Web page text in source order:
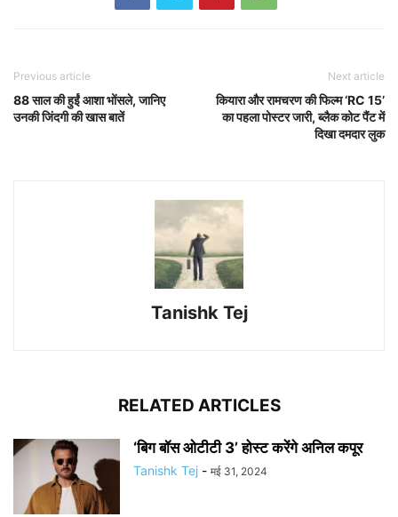
Previous article
88 साल की हुईं आशा भोंसले, जानिए
उनकी जिंदगी की खास बातें
Next article
कियारा और रामचरण की फिल्म ‘RC 15’
का पहला पोस्टर जारी, ब्लैक कोट पैंट में
दिखा दमदार लुक
Tanishk Tej
RELATED ARTICLES
‘बिग बॉस ओटीटी 3’ होस्ट करेंगे अनिल कपूर
Tanishk Tej - मई 31, 2024